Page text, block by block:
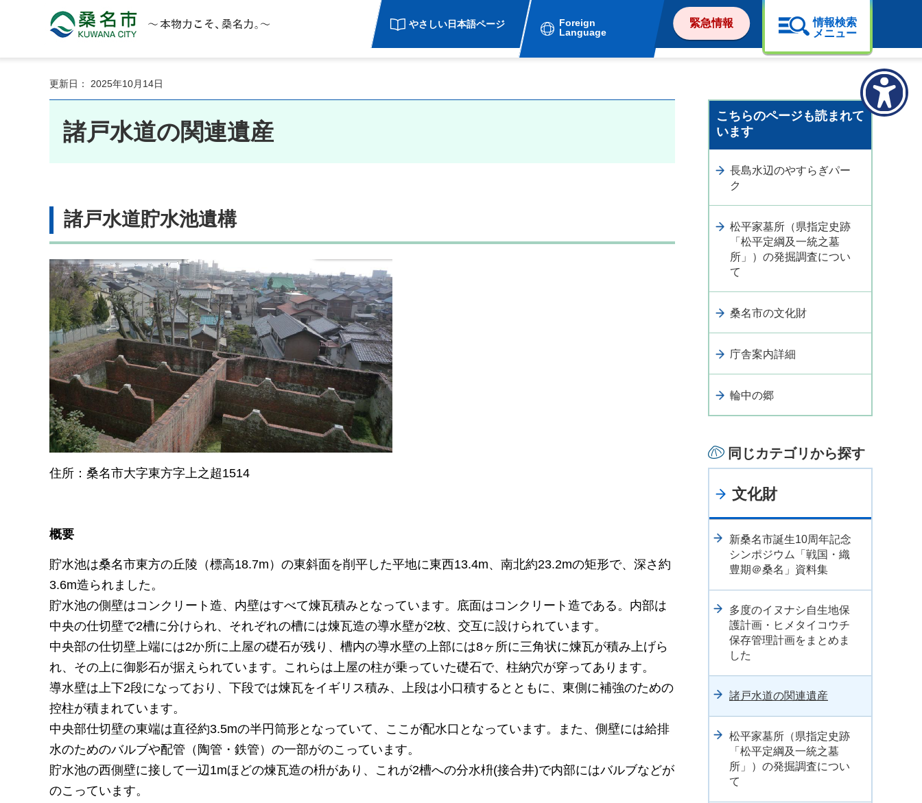
桑名市 KUWANA CITY 本物力こそ、桑名力。
やさしい日本語ページ
Foreign
Language
緊急情報
情報検索
メニュー
更新日： 2025年10月14日
諸戸水道の関連遺産
諸戸水道貯水池遺構
住所：桑名市大字東方字上之超1514
概要
貯水池は桑名市東方の丘陵（標高18.7m）の東斜面を削平した平地に東西13.4m、南北約23.2mの矩形で、深さ約
3.6m造られました。
貯水池の側壁はコンクリート造、内壁はすべて煉瓦積みとなっています。底面はコンクリート造である。内部は
中央の仕切壁で2槽に分けられ、それぞれの槽には煉瓦造の導水壁が2枚、交互に設けられています。
中央部の仕切壁上端には2か所に上屋の礎石が残り、槽内の導水壁の上部には8ヶ所に三角状に煉瓦が積み上げら
れ、その上に御影石が据えられています。これらは上屋の柱が乗っていた礎石で、柱納穴が穿ってあります。
導水壁は上下2段になっており、下段では煉瓦をイギリス積み、上段は小口積するとともに、東側に補強のための
控柱が積まれています。
中央部仕切壁の東端は直径約3.5mの半円筒形となっていて、ここが配水口となっています。また、側壁には給排
水のためのバルブや配管（陶管・鉄管）の一部がのこっています。
貯水池の西側壁に接して一辺1mほどの煉瓦造の枡があり、これが2槽への分水枡(接合井)で内部にはバルブなどが
のこっています。
こちらのページも読まれて
います
長島水辺のやすらぎパー
ク
松平家墓所（県指定史跡
「松平定綱及一統之墓
所」）の発掘調査につい
て
桑名市の文化財
庁舎案内詳細
輪中の郷
同じカテゴリから探す
文化財
新桑名市誕生10周年記念
シンポジウム「戦国・織
豊期＠桑名」資料集
多度のイヌナシ自生地保
護計画・ヒメタイコウチ
保存管理計画をまとめま
した
諸戸水道の関連遺産
松平家墓所（県指定史跡
「松平定綱及一統之墓
所」）の発掘調査につい
て